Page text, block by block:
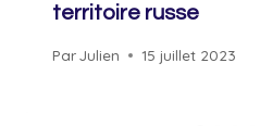
territoire russe
ParJulien 15 juillet 2023